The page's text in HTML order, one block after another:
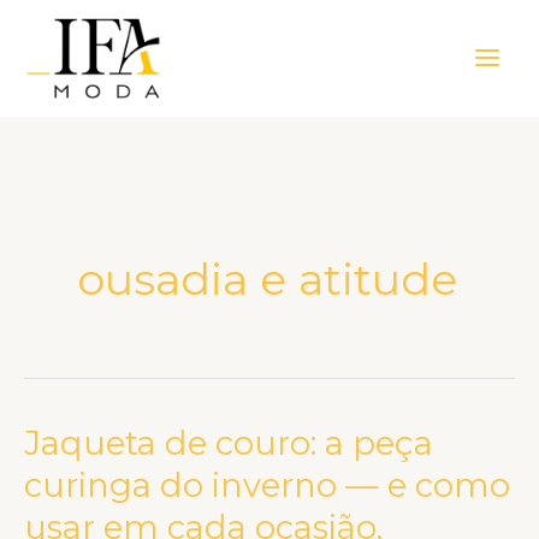
Menu
ousadia e atitude
Jaqueta de couro: a peça
curinga do inverno — e como
usar em cada ocasião,
Jaqueta
couro:
a